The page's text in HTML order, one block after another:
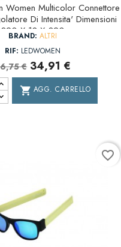
Women Multicolor Connettore
Di Intensita' Dimensioni
320 X 18 X 320
BRAND: ALTRI
RIF: LEDWOMEN
€ 34,91 €
shopping_cart AGG. CARRELLO
favorite_border